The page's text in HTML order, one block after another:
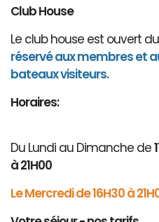
Club House
Le club house est ouvert
réservé aux membres et
bateaux visiteurs.
Horaires:
Du Lundi au Dimanche de
à 21H00
Le Mercredi de 16H30 à